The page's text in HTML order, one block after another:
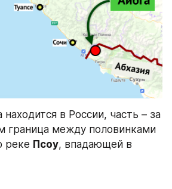
находится в России, часть – за
граница между половинками
реке Псоу, впадающей в